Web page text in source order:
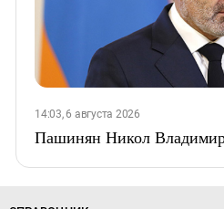
14:03, 6 августа 2026
Пашинян Никол